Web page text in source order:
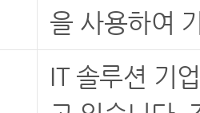
을 사용하여
IT 솔루션 기